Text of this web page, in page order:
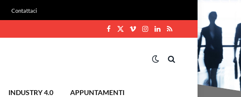
Contattaci
Facebook
X
VimeoInstagram
LinkedIn
RSS
INDUSTRY 4.0 APPUNTAMENTI